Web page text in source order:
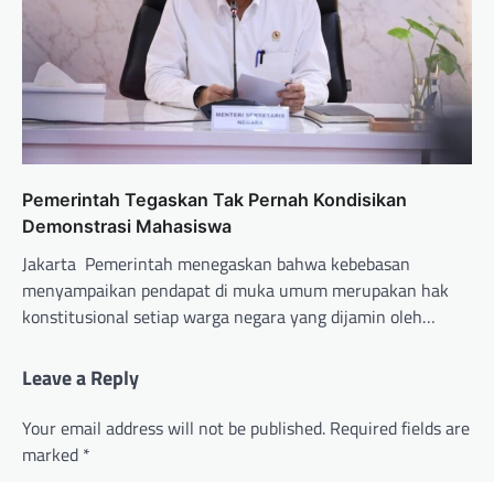
Pemerintah Tegaskan Tak Pernah Kondisikan
Demonstrasi Mahasiswa
Jakarta  Pemerintah menegaskan bahwa kebebasan
menyampaikan pendapat di muka umum merupakan hak
konstitusional setiap warga negara yang dijamin oleh…
Leave a Reply
Your email address will not be published. Required fields are
marked *